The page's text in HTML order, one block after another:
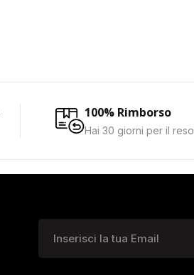
100% Rimborso
Hai 30 giorni per il reso